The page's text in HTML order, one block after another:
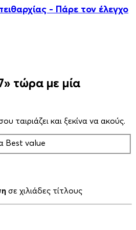
- Πάρε τον έλεγχο
τώρα με μία
ταιριάζει και ξεκίνα να ακούς.
Best value
σε χιλιάδες τίτλους